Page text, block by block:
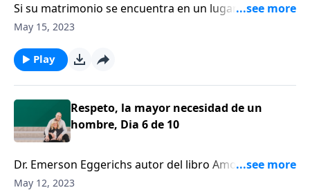
Si su matrimonio se encuentra en un lugar difícil, si
siente que el amor se ha ido, el doctor Emerson
y es exactamente lo contario a lo que siente.
May 15, 2023
Play
Respeto, la mayor necesidad de un
hombre, Dia 6 de 10
Dr. Emerson Eggerichs autor del libro Amor y
Respeto, unete a nosotros hoy para hablar sobre el
May 12, 2023